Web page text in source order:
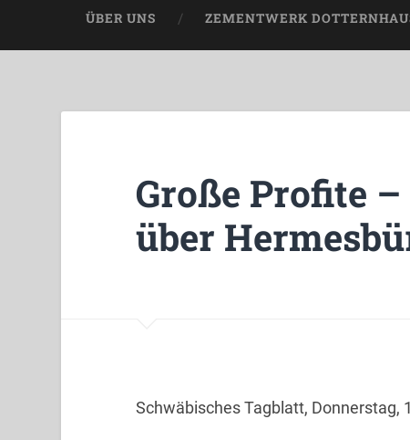
ÜBER UNS ZEMENTWERK
Große Profite
über
Schwäbisches Tagblatt, Donnerstag,